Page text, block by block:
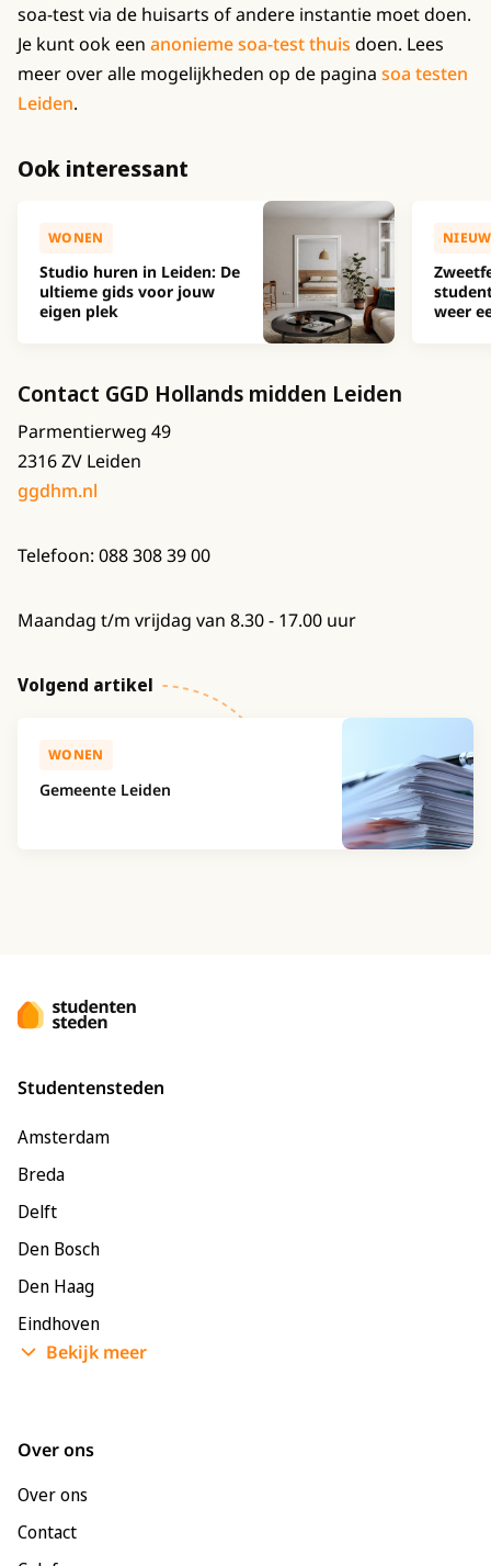
soa-test via de huisarts of andere instantie moet doen.
Je kunt ook een anonieme soa-test thuis doen. Lees
meer over alle mogelijkheden op de pagina soa testen
Leiden.
Ook interessant
WONEN
Studio huren in Leiden: De
ultieme gids voor jouw
eigen plek
weer
Contact GGD Hollands midden Leiden
Parmentierweg 49
2316 ZV Leiden
ggdhm.nl
Telefoon: 088 308 39 00
Maandag t/m vrijdag van 8.30 - 17.00 uur
Volgend artikel
WONEN
Gemeente Leiden
Studentensteden
Amsterdam
Breda
Delft
Den Bosch
Den Haag
Eindhoven
Enschede
Bekijk meer
Over ons
Over ons
Contact